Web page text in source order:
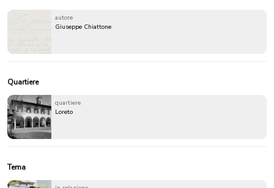
autore
Giuseppe Chiattone
Quartiere
quartiere
Loreto
Tema